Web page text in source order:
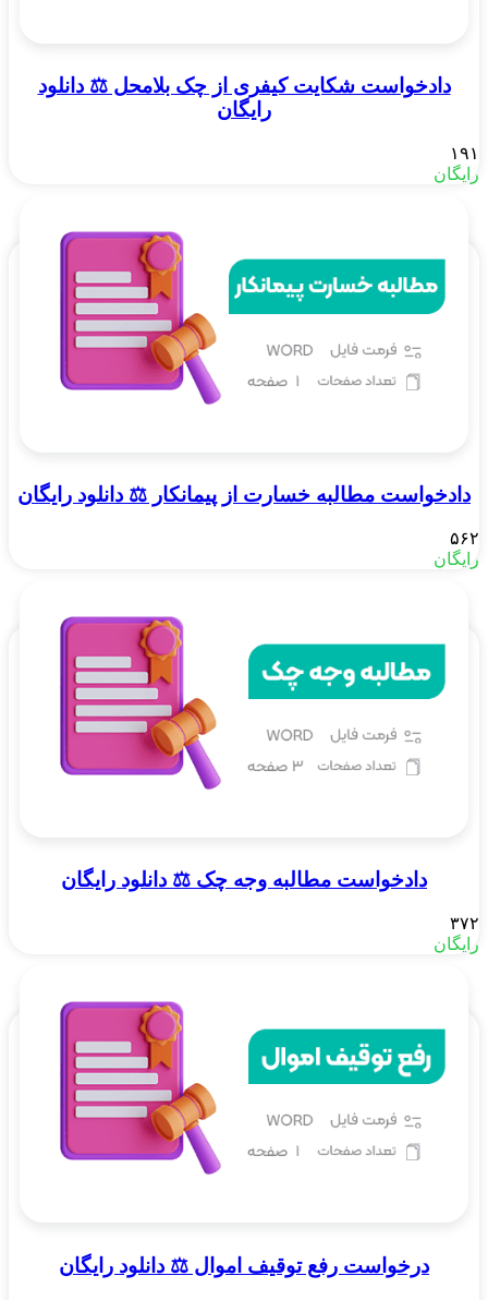
دادخواست شکایت کیفری از چک بلامحل ⚖️ دانلود
رایگان
۱۹۱
رایگان
دادخواست مطالبه خسارت از پیمانکار ⚖️ دانلود رایگان
۵۶۲
رایگان
دادخواست مطالبه وجه چک ⚖️ دانلود رایگان
۳۷۲
رایگان
درخواست رفع توقیف اموال ⚖️ دانلود رایگان